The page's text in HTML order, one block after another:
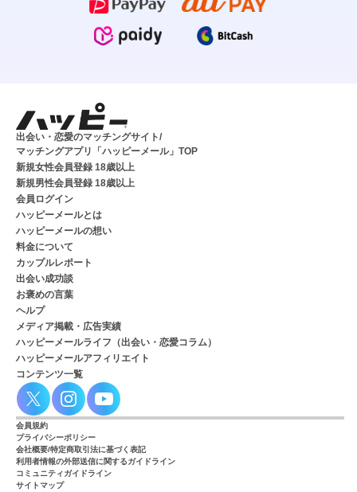
出会い・恋愛のマッチングサイト/
マッチングアプリ「ハッピーメール」TOP
新規女性会員登録 18歳以上
新規男性会員登録 18歳以上
会員ログイン
ハッピーメールとは
ハッピーメールの想い
料金について
カップルレポート
出会い成功談
お褒めの言葉
ヘルプ
メディア掲載・広告実績
ハッピーメールライフ（出会い・恋愛コラム）
ハッピーメールアフィリエイト
コンテンツ一覧
会員規約
プライバシーポリシー
会社概要/特定商取引法に基づく表記
利用者情報の外部送信に関するガイドライン
コミュニティガイドライン
サイトマップ